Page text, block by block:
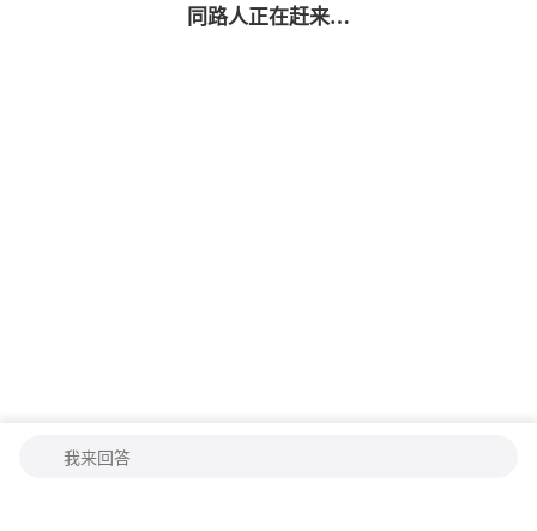
同路人正在赶来…